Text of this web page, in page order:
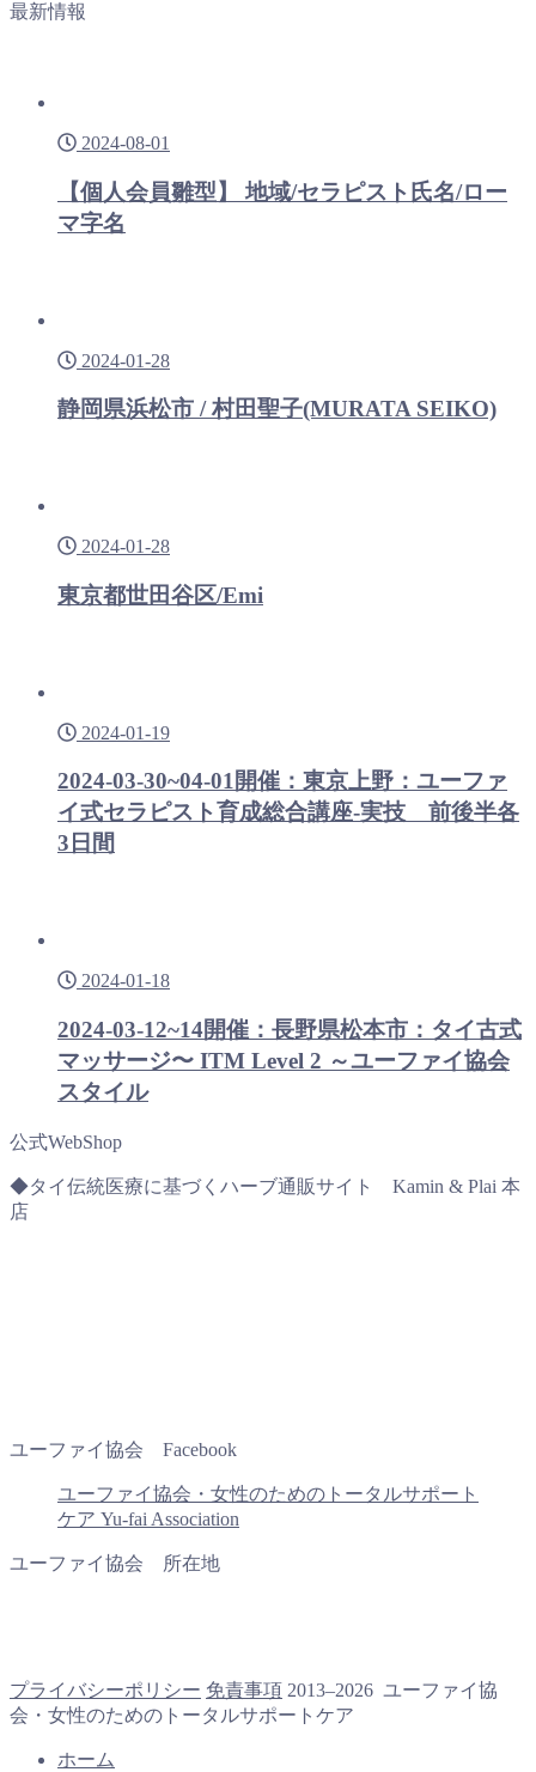
最新情報
2024-08-01
【個人会員雛型】 地域/セラピスト氏名/ロー
マ字名
2024-01-28
静岡県浜松市 / 村田聖子(MURATA SEIKO)
2024-01-28
東京都世田谷区/Emi
2024-01-19
2024-03-30~04-01開催：東京上野：ユーファ
イ式セラピスト育成総合講座-実技 前後半各
3日間
2024-01-18
2024-03-12~14開催：長野県松本市：タイ古式
マッサージ〜 ITM Level 2 ～ユーファイ協会
スタイル
公式WebShop
◆タイ伝統医療に基づくハーブ通販サイト Kamin & Plai 本
店
ユーファイ協会 Facebook
ユーファイ協会・女性のためのトータルサポート
ケア Yu-fai Association
ユーファイ協会 所在地
プライバシーポリシー 免責事項 2013–2026 ユーファイ協
会・女性のためのトータルサポートケア
ホーム